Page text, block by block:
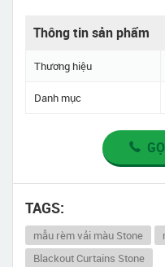
Thông tin sản phẩm
Thương hiệu
Danh mục
TAGS:
mẫu rèm vải màu Stone
Blackout Curtains Stone